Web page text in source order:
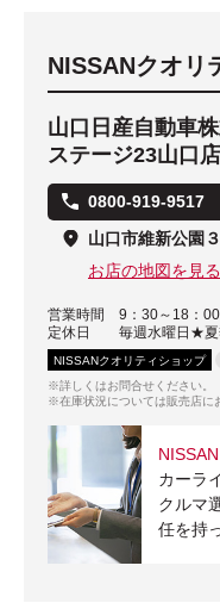
NISSANクオリ
山口日産自動車
ステージ23山口店
0800-919-9517
山口市維新公園
お店の地図を見る
営業時間
9：30～18：
定休日
毎週水曜日★
NISSANクオリティショップ
※詳しくはお問合せください。
※在庫状況については販売店に
カーラ
クルマ
任を持